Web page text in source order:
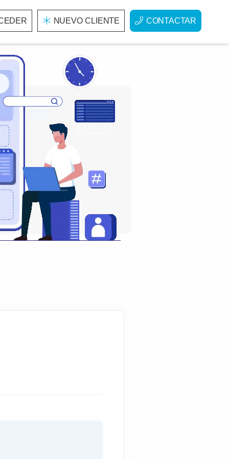
NUEVO CLIENTE CONTACTAR